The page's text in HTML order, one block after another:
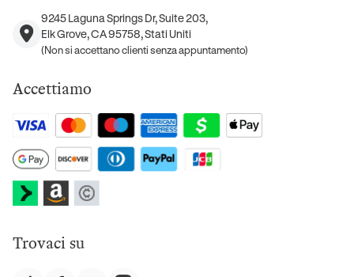
9245 Laguna Springs Dr, Suite 203,
Elk Grove, CA 95758, Stati Uniti
(Non si accettano clienti senza appuntamento)
Accettiamo
Trovaci su